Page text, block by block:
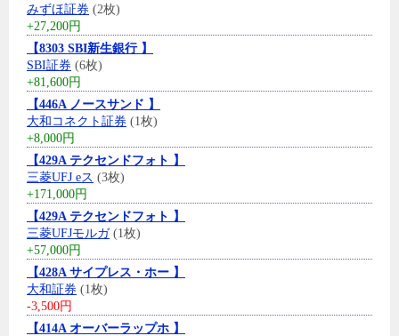
みずほ証券 (2枚)
+27,200円
【8303 SBI新生銀行 】
SBI証券 (6枚)
+81,600円
【446A ノースサンド 】
大和コネクト証券 (1枚)
+8,000円
【429A テクセンドフォト 】
三菱UFJ eス (3枚)
+171,000円
【429A テクセンドフォト 】
三菱UFJモルガ(1枚)
+57,000円
【428A サイプレス・ホー 】
大和証券 (1枚)
-3,500円
【414A オーバーラップホ 】